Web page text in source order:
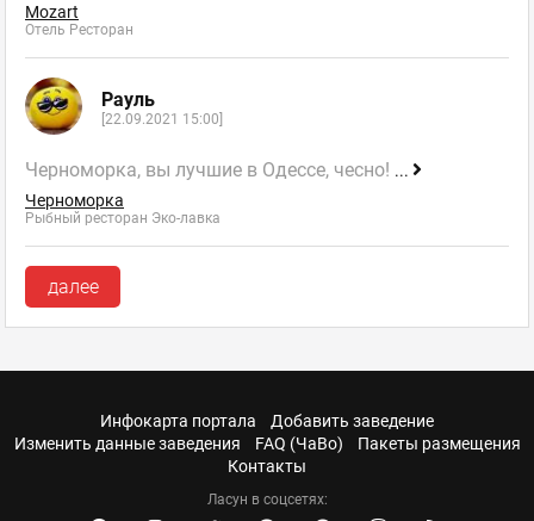
Mozart
Отель Ресторан
Рауль
[22.09.2021 15:00]
Черноморка, вы лучшие в Одессе, чесно! ...
Черноморка
Рыбный ресторан Эко-лавка
далее
Инфокарта портала
Добавить заведение
Изменить данные заведения
FAQ (ЧаВо)
Пакеты размещения
Контакты
Ласун в соцсетях: